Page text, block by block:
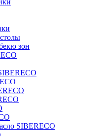
зон
SIBERECO